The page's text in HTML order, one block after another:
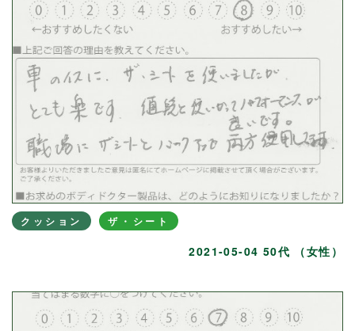
クッション ザ・シート
2021-05-04 50代 （女性）